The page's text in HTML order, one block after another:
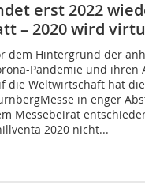
erst 2022
– 2020 wird
dem Hintergrund der
Pandemie und ihren
die Weltwirtschaft hat die
in enger
Messebeirat
2020 nicht...